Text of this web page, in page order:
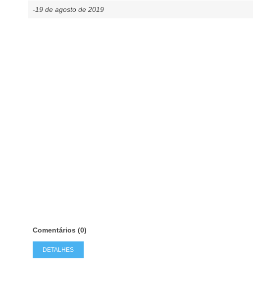
-19 de agosto de 2019
Comentários (0)
DETALHES